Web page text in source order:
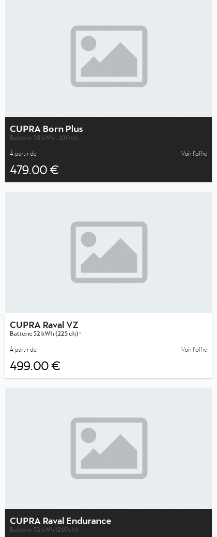
CUPRA Born Plus
Batterie 58 kWh - 190 ch
À partir de
479.00 €
Voir l’offre
CUPRA Raval VZ
Batterie 52 kWh (225 ch)⁹
À partir de
499.00 €
Voir l’offre
CUPRA Raval Endurance
Batterie 52 kWh (210 ch)